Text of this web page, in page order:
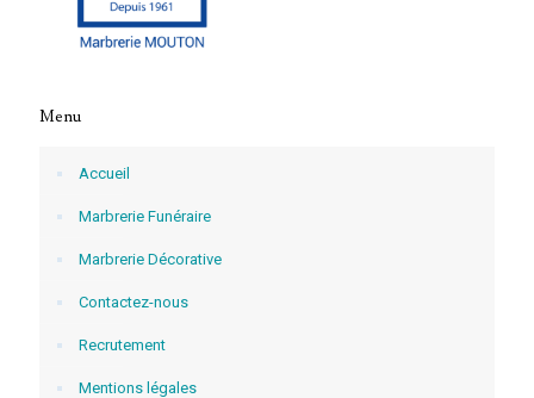
Menu
Accueil
Marbrerie Funéraire
Marbrerie Décorative
Contactez-nous
Recrutement
Mentions légales